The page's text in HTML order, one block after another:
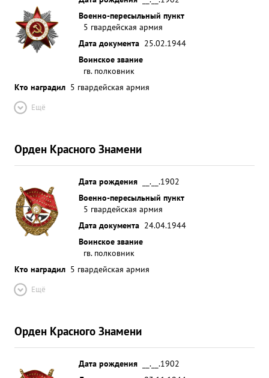
Военно-пересыльный пункт
5 гвардейская армия
Дата документа 25.02.1944
Воинское звание
гв. полковник
Кто наградил 5 гвардейская армия
Ещё
Орден Красного Знамени
Дата рождения
__.__.1902
Военно-пересыльный пункт
5 гвардейская армия
Дата документа 24.04.1944
Воинское звание
гв. полковник
Кто наградил 5 гвардейская армия
Ещё
Орден Красного Знамени
Дата рождения
__.__.1902